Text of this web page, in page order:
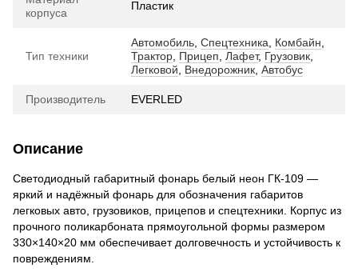
корпуса
Пластик
Тип техники
Автомобиль Спецтехника Комбайн
Трактор Прицеп Лафет, Грузовик
Легковой
Внедорожник Автобус
Производитель EVERLED
Описание
Светодиодный габаритный фонарь белый неон ГК-109 —
яркий и надёжный фонарь для обозначения габаритов
легковых авто, грузовиков, прицепов и спецтехники. Корпус из
прочного поликарбоната прямоугольной формы размером
330×140×20 мм обеспечивает долговечность и устойчивость к
повреждениям.